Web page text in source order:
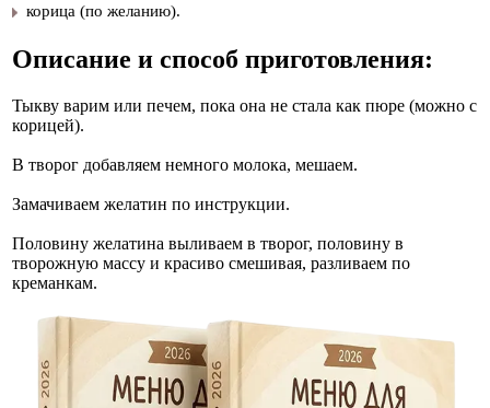
корица (по желанию).
Описание и способ приготовления:
Тыкву варим или печем, пока она не стала как пюре (можно с
корицей).
В творог добавляем немного молока, мешаем.
Замачиваем желатин по инструкции.
Половину желатина выливаем в творог, половину в
творожную массу и красиво смешивая, разливаем по
креманкам.